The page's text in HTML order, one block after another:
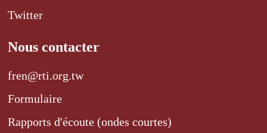
Twitter
Nous contacter
fren@rti.org.tw
Formulaire
Rapports d'écoute (ondes courtes)